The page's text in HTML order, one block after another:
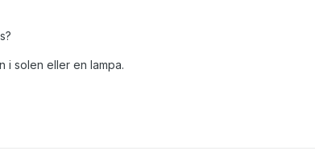
i solen eller en lampa.